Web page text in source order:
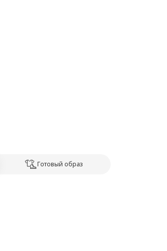
Готовый образ